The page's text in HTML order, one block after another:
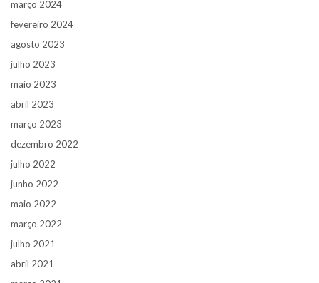
março 2024
fevereiro 2024
agosto 2023
julho 2023
maio 2023
abril 2023
março 2023
dezembro 2022
julho 2022
junho 2022
maio 2022
março 2022
julho 2021
abril 2021